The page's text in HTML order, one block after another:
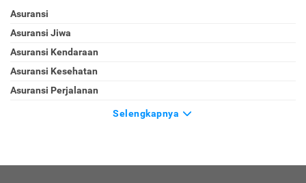
Asuransi
Asuransi Jiwa
Asuransi Kendaraan
Asuransi Kesehatan
Asuransi Perjalanan
Selengkapnya